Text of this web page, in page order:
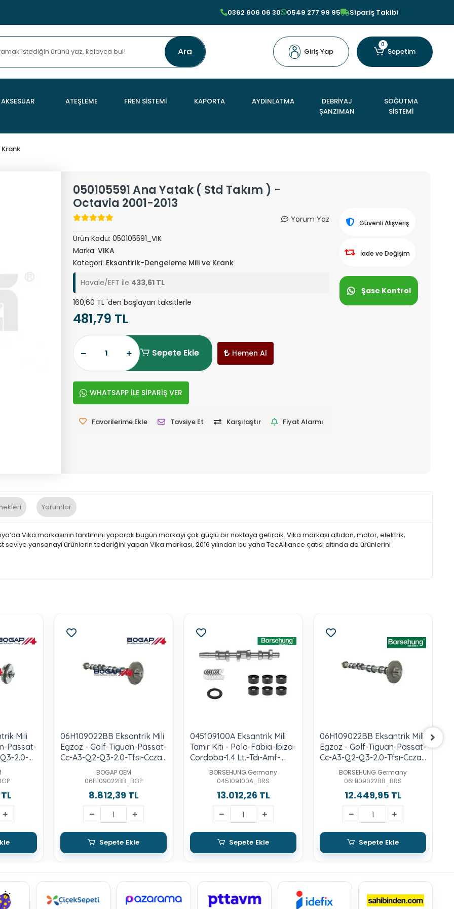
0362 606 06 30 0549 277 99 95 Sipariş Takibi
Ara Giriş Yap
0
Sepetim
AKSESUAR ATEŞLEME FREN SİSTEMİ KAPORTA AYDINLATMA
DEBRİYAJ
ŞANZIMAN
SOĞUTMA
SİSTEMİ
050105591 Ana Yatak ( Std Takım ) -
Octavia 2001-2013
Yorum Yaz
Ürün Kodu: 050105591_VIK
Marka: VIKA
Kategori: Eksantirik-Dengeleme Mili ve Krank
Havale/EFT ile 433,61 TL
160,60 TL 'den başlayan taksitlerle
481,79 TL
Sepete Ekle Hemen Al
WHATSAPP İLE SİPARİŞ VER
Favorilerime Ekle Tavsiye Et Karşılaştır Fiyat Alarmı
Güvenli Alışveriş
İade ve Değişim
Şase Kontrol
Yorumlar
Vika markasının tanıtımını yaparak bugün markayı çok güçlü bir noktaya getirdik. Vika markası altıdan, motor, elektrik,
seviye yansanayi ürünlerin tedariğini yapan Vika markası, 2016 yılından bu yana TecAlliance çatısı altında da ürünlerini
Mili
Passat-
2.0-
B-
F-G-
06H109022BB Eksantrik Mili
Egzoz - Golf-Tiguan-Passat-
Cc-A3-Q2-Q3-2.0-Tfsı-Ccza-
B-Cawb-Ccta-Cjxb-C-D-F-G-
Cpsa-Cyfb-Djha-B-Dnue-F
BOGAP OEM
06H109022BB_BGP
8.812,39 TL
Sepete Ekle
045109100A Eksantrik Mili
Tamir Kiti - Polo-Fabia-Ibiza-
Cordoba-1.4 Lt.-Tdı-Amf-
Bnm-BnvBORSEHUNG Germany
045109100A_BRS
13.012,26 TL
Sepete Ekle
06H109022BB Eksantrik Mili
Egzoz - Golf-Tiguan-Passat-
Cc-A3-Q2-Q3-2.0-Tfsı-Ccza-
B-Cawb-Ccta-Cjxb-C-D-F-G-
Cpsa-Cyfb-Djha-B-Dnue-F
BORSEHUNG Germany
06H109022BB_BRS
12.449,95 TL
Sepete Ekle